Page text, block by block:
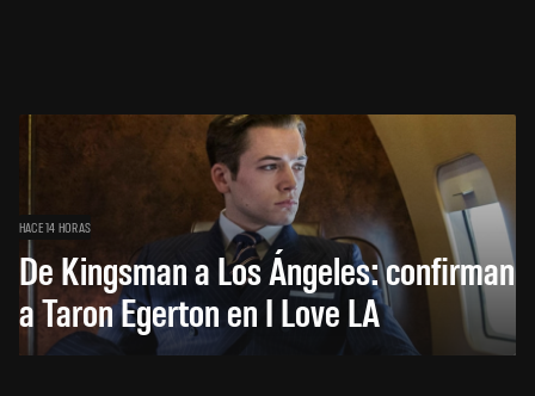
HACE 14 HORAS
De Kingsman a Los Ángeles: confirman
a Taron Egerton en I Love LA